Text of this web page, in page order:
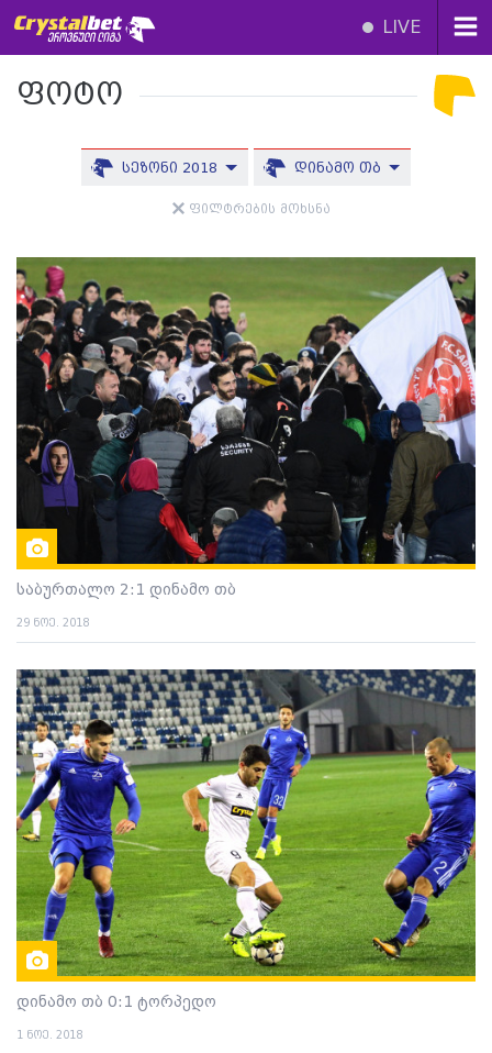
LIVE
ფოტო
სეზონი 2018 დინამო თბ
ფილტრების მოხსნა
საბურთალო 2:1 დინამო თბ
29 ნოე. 2018
დინამო თბ 0:1 ტორპედო
1 ნოე. 2018